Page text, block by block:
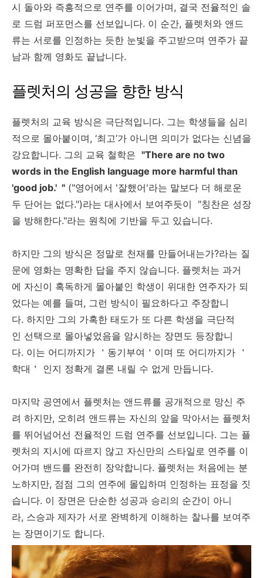
시 돌아와 즉흥적으로 연주를 이어가며, 결국 전율적인 솔
로 드럼 퍼포먼스를 선보입니다. 이 순간, 플렛처와 앤드
류는 서로를 인정하는 듯한 눈빛을 주고받으며 연주가 끝
남과 함께 영화도 끝납니다.
플렛처의 성공을 향한 방식
플렛처의 교육 방식은 극단적입니다. 그는 학생들을 심리
적으로 몰아붙이며, ‘최고’가 아니면 의미가 없다는 신념을
강요합니다. 그의 교육 철학은 "There are no two
words in the English language more harmful than
'good job.' " ("영어에서 '잘했어'라는 말보다 더 해로운
두 단어는 없다.")라는 대사에서 보여주듯이 "칭찬은 성장
을 방해한다."라는 원칙에 기반을 두고 있습니다.
하지만 그의 방식은 정말로 천재를 만들어내는가?라는 질
문에 영화는 명확한 답을 주지 않습니다. 플렛처는 과거
에 자신이 혹독하게 몰아붙인 학생이 위대한 연주자가 되
었다는 예를 들며, 그런 방식이 필요하다고 주장합니
다. 하지만 그의 가혹한 태도가 또 다른 학생을 극단적
인 선택으로 몰아넣었음을 암시하는 장면도 등장합니
다. 이는 어디까지가 ＇동기부여＇이며 또 어디까지가 ＇
학대＇ 인지 정확게 결론 내릴 수 없게 만듭니다.
마지막 공연에서 플렛처는 앤드류를 공개적으로 망신 주
려 하지만, 오히려 앤드류는 자신의 앞을 막아서는 플렛처
를 뛰어넘어선 전율적인 드럼 연주를 선보입니다. 그는 플
렛처의 지시에 따르지 않고 자신만의 스타일로 연주를 이
어가며 밴드를 완전히 장악합니다. 플렛처는 처음에는 분
노하지만, 점점 그의 연주에 몰입하며 인정하는 표정을 짓
습니다. 이 장면은 단순한 성공과 승리의 순간이 아니
라, 스승과 제자가 서로 완벽하게 이해하는 찰나를 보여주
는 장면이기도 합니다.